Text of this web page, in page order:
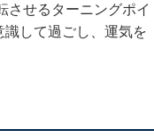
させるターニングポイ
して過ごし、運気を